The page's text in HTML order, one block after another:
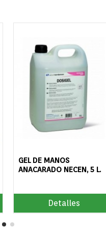
GEL DE MANOS
ANACARADO NECEN, 5 L.
Detalles